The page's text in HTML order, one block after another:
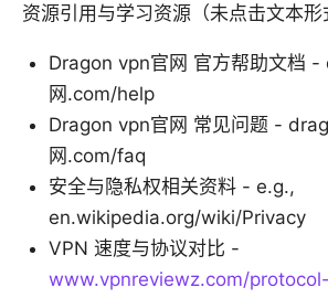
资源引用与学习资源（未点击文本形
Dragon vpn官网 官方帮助文档
网.com/help
Dragon vpn官网 常见问题 -
网.com/faq
安全与隐私权相关资料 - e.g.,
en.wikipedia.org/wiki/Privacy
VPN 速度与协议对比 -
www.vpnreviewz.com/